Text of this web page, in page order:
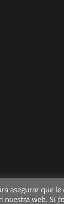
asegurar que
nuestra web. Si